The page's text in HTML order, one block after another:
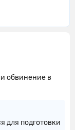
обвинение в
для подготовки